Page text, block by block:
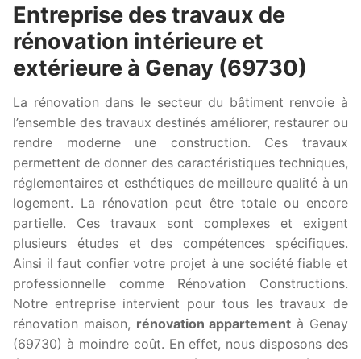
Entreprise des travaux de
rénovation intérieure et
extérieure à Genay (69730)
La rénovation dans le secteur du bâtiment renvoie à
l’ensemble des travaux destinés améliorer, restaurer ou
rendre moderne une construction. Ces travaux
permettent de donner des caractéristiques techniques,
réglementaires et esthétiques de meilleure qualité à un
logement. La rénovation peut être totale ou encore
partielle. Ces travaux sont complexes et exigent
plusieurs études et des compétences spécifiques.
Ainsi il faut confier votre projet à une société fiable et
professionnelle comme Rénovation Constructions.
Notre entreprise intervient pour tous les travaux de
rénovation maison, rénovation appartement à Genay
(69730) à moindre coût. En effet, nous disposons des